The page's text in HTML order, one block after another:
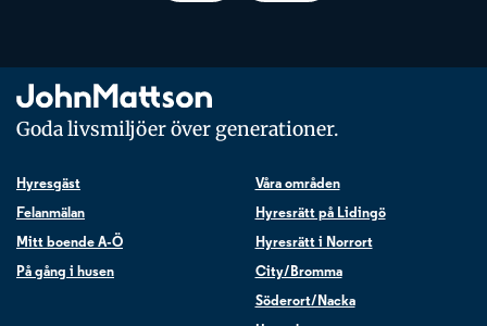
Goda livsmiljöer över generationer.
Hyresgäst
Felanmälan
Mitt boende A-Ö
På gång i husen
Våra områden
Hyresrätt på Lidingö
Hyresrätt i Norrort
City/Bromma
Söderort/Nacka